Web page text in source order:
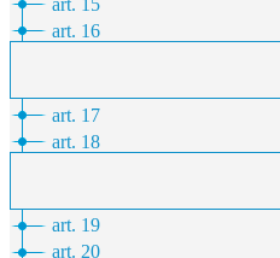
art. 15
art. 16
art. 17
art. 18
art. 19
art. 20